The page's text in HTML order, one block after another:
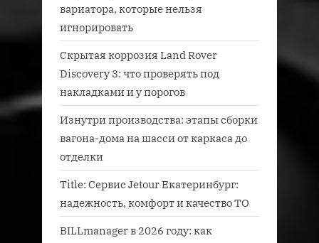
вариатора, которые нельзя
игнорировать
Скрытая коррозия Land Rover
Discovery 3: что проверять под
накладками и у порогов
Изнутри производства: этапы сборки
вагона-дома на шасси от каркаса до
отделки
Title: Сервис Jetour Екатеринбург:
надежность, комфорт и качество ТО
BILLmanager в 2026 году: как